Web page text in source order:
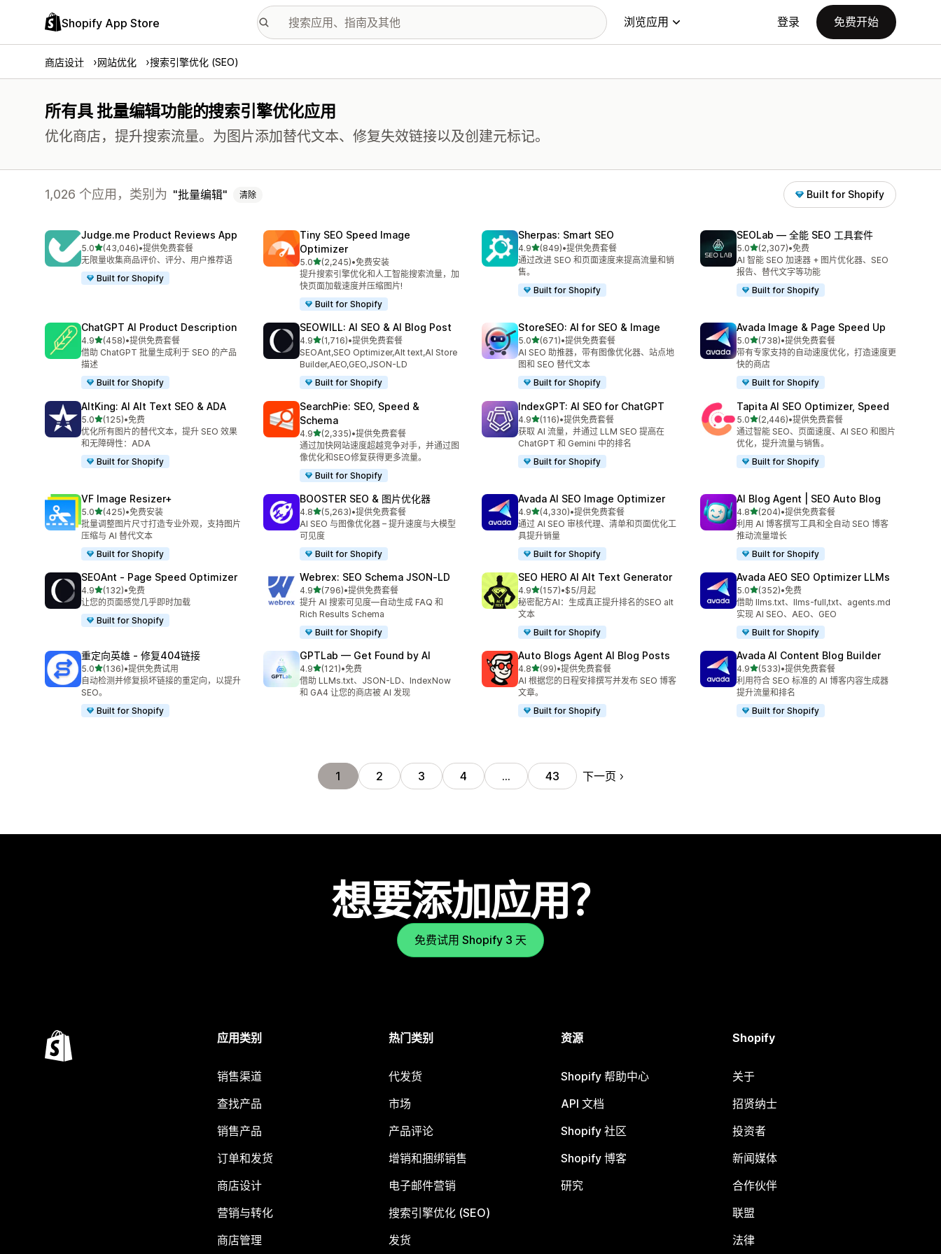
Shopify App Store 浏览应用 登录 免费开始
商店设计 网站优化 搜索引擎优化 (SEO)
所有具 批量编辑功能的搜索引擎优化应用
优化商店，提升搜索流量。为图片添加替代文本、修复失效链接以及创建元标记。
1,026 个应用，类别为 批量编辑 清除 Built for Shopify
Judge.me Product Reviews App
5.0星（满分 5 星）
(43,046)
总共 43046 条评论
•提供免费套餐
无限量收集商品评价、评分、用户推荐语
Built for Shopify
Tiny SEO Speed Image
Optimizer
5.0星（满分 5 星）
(2,245)
总共 2245 条评论
•免费安装
提升搜索引擎优化和人工智能搜索流量，加
快页面加载速度并压缩图片!
Built for Shopify
Sherpas: Smart SEO
4.9星（满分 5 星）
(849)
总共 849 条评论
•提供免费套餐
通过改进 SEO 和页面速度来提高流量和销
售。
Built for Shopify
SEOLab — 全能 SEO 工具套件
5.0星（满分 5 星）
(2,307)
总共 2307 条评论
•免费
AI 智能 SEO 加速器 + 图片优化器、SEO
报告、替代文字等功能
Built for Shopify
ChatGPT AI Product Description
4.9星（满分 5 星）
(458)
总共 458 条评论
•提供免费套餐
借助 ChatGPT 批量生成利于 SEO 的产品
描述
Built for Shopify
SEOWILL: AI SEO & AI Blog Post
4.9星（满分 5 星）
(1,716)
总共 1716 条评论
•提供免费套餐
SEOAnt,SEO Optimizer,Alt text,AI Store
Builder,AEO,GEO,JSON-LD
Built for Shopify
StoreSEO: AI for SEO & Image
5.0星（满分 5 星）
(671)
总共 671 条评论
•提供免费套餐
AI SEO 助推器，带有图像优化器、站点地
图和 SEO 替代文本
Built for Shopify
Avada Image & Page Speed Up
5.0星（满分 5 星）
(738)
总共 738 条评论
•提供免费套餐
带有专家支持的自动速度优化，打造速度更
快的商店
Built for Shopify
AltKing: AI Alt Text SEO & ADA
5.0星（满分 5 星）
(125)
总共 125 条评论
•免费
优化所有图片的替代文本，提升 SEO 效果
和无障碍性：ADA
Built for Shopify
SearchPie: SEO, Speed &
Schema
4.9星（满分 5 星）
(2,335)
总共 2335 条评论
•提供免费套餐
通过加快网站速度超越竞争对手，并通过图
像优化和SEO修复获得更多流量。
Built for Shopify
IndexGPT: AI SEO for ChatGPT
4.9星（满分 5 星）
(116)
总共 116 条评论
•提供免费套餐
获取 AI 流量，并通过 LLM SEO 提高在
ChatGPT 和 Gemini 中的排名
Built for Shopify
Tapita AI SEO Optimizer, Speed
5.0星（满分 5 星）
(2,446)
总共 2446 条评论
•提供免费套餐
通过智能 SEO、页面速度、AI SEO 和图片
优化，提升流量与销售。
Built for Shopify
VF Image Resizer+
5.0星（满分 5 星）
(425)
总共 425 条评论
•免费安装
批量调整图片尺寸打造专业外观，支持图片
压缩与 AI 替代文本
Built for Shopify
BOOSTER SEO & 图片优化器
4.8星（满分 5 星）
(5,263)
总共 5263 条评论
•提供免费套餐
AI SEO 与图像优化器 – 提升速度与大模型
可见度
Built for Shopify
Avada AI SEO Image Optimizer
4.9星（满分 5 星）
(4,330)
总共 4330 条评论
•提供免费套餐
通过 AI SEO 审核代理、清单和页面优化工
具提升销量
Built for Shopify
AI Blog Agent | SEO Auto Blog
4.8星（满分 5 星）
(204)
总共 204 条评论
•提供免费套餐
利用 AI 博客撰写工具和全自动 SEO 博客
推动流量增长
Built for Shopify
SEOAnt ‑ Page Speed Optimizer
4.9星（满分 5 星）
(132)
总共 132 条评论
•免费
让您的页面感觉几乎即时加载
Built for Shopify
Webrex: SEO Schema JSON‑LD
4.9星（满分 5 星）
(796)
总共 796 条评论
•提供免费套餐
提升 AI 搜索可见度—自动生成 FAQ 和
Rich Results Schema
Built for Shopify
SEO HERO AI Alt Text Generator
4.9星（满分 5 星）
(157)
总共 157 条评论
•$5/月起
秘密配方AI：生成真正提升排名的SEO alt
文本
Built for Shopify
Avada AEO SEO Optimizer LLMs
5.0星（满分 5 星）
(352)
总共 352 条评论
•免费
借助 llms.txt、llms-full,txt、agents.md
实现 AI SEO、AEO、GEO
Built for Shopify
重定向英雄 ‑ 修复404链接
5.0星（满分 5 星）
(136)
总共 136 条评论
•提供免费试用
自动检测并修复损坏链接的重定向，以提升
SEO。
Built for Shopify
GPTLab — Get Found by AI
4.9星（满分 5 星）
(121)
总共 121 条评论
•免费
借助 LLMs.txt、JSON-LD、IndexNow
和 GA4 让您的商店被 AI 发现
Auto Blogs Agent AI Blog Posts
4.8星（满分 5 星）
(99)
总共 99 条评论
•提供免费套餐
AI 根据您的日程安排撰写并发布 SEO 博客
文章。
Built for Shopify
Avada AI Content Blog Builder
4.9星（满分 5 星）
(533)
总共 533 条评论
•提供免费套餐
利用符合 SEO 标准的 AI 博客内容生成器
提升流量和排名
Built for Shopify
1 2 3 4 … 43 下一页
想要添加应用？
免费试用 Shopify 3 天
应用类别
销售渠道
查找产品
销售产品
订单和发货
商店设计
营销与转化
商店管理
热门类别
代发货
市场
产品评论
增销和捆绑销售
电子邮件营销
搜索引擎优化 (SEO)
发货
资源
Shopify 帮助中心
API 文档
Shopify 社区
Shopify 博客
研究
Shopify
关于
招贤纳士
投资者
新闻媒体
合作伙伴
联盟
法律